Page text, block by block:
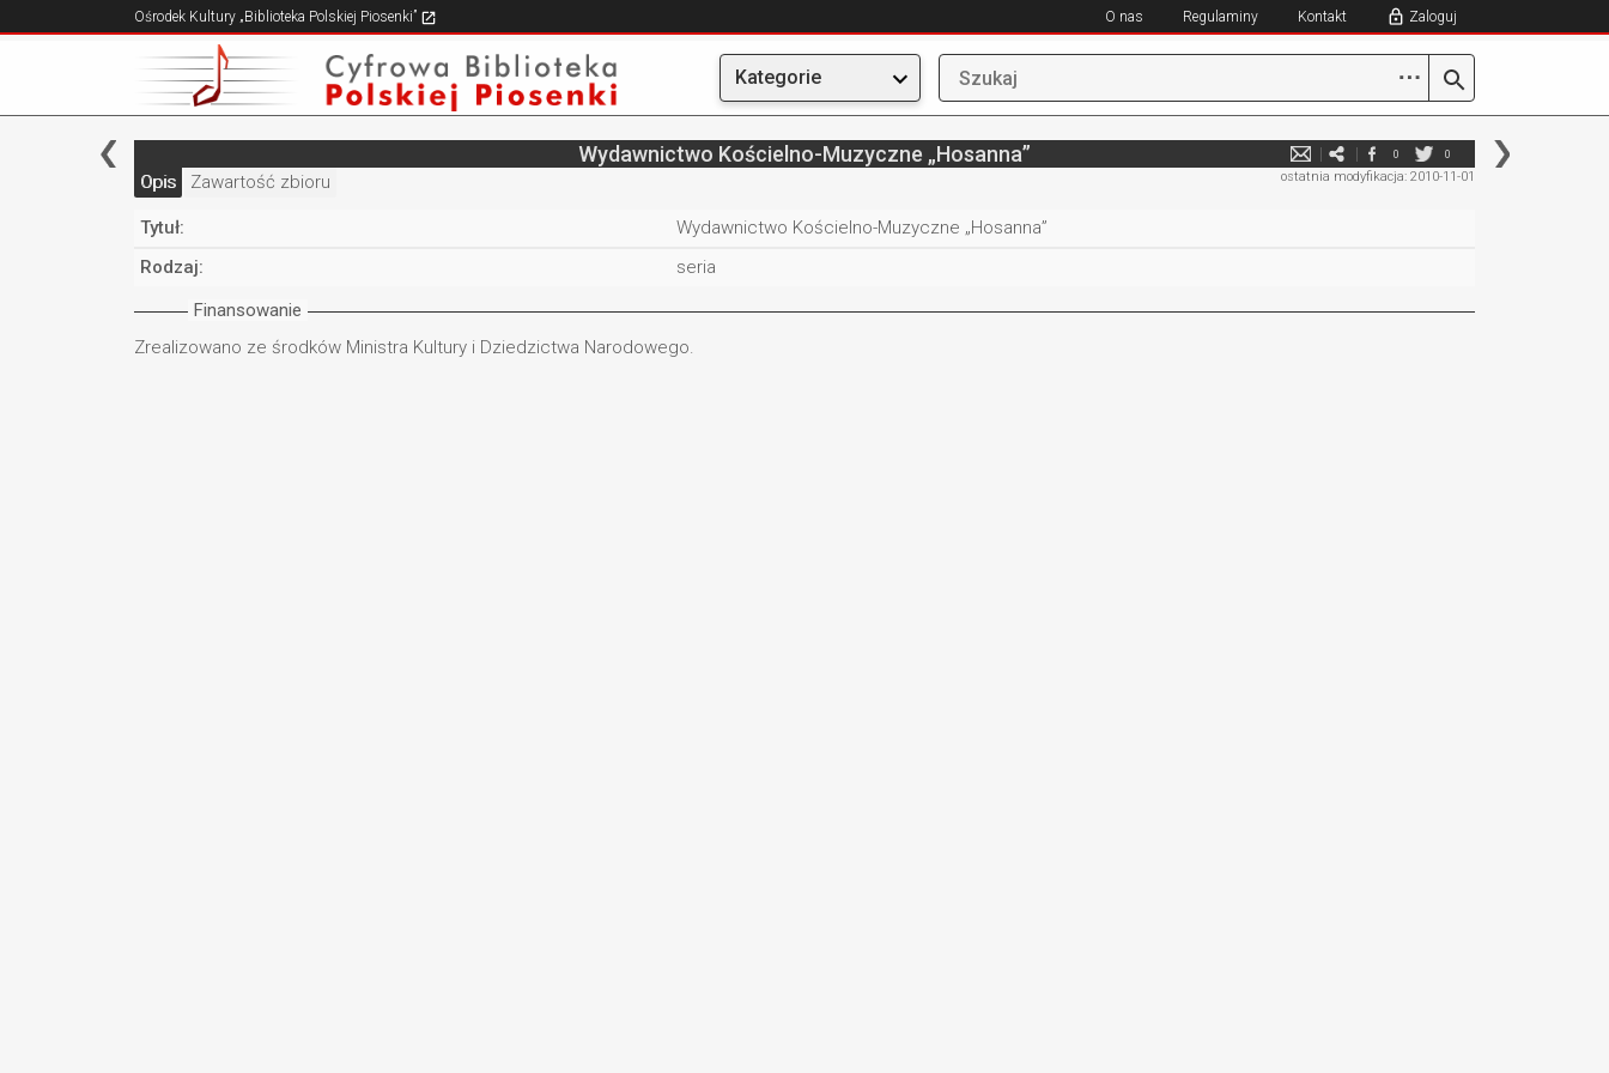
Ośrodek Kultury „Biblioteka Polskiej Piosenki” O nas Regulaminy Kontakt Zaloguj
Kategorie ⋯
Wydawnictwo Kościelno-Muzyczne „Hosanna” 0 0
ostatnia modyfikacja: 2010-11-01
Opis Zawartość zbioru
Tytuł:
Wydawnictwo Kościelno-Muzyczne „Hosanna”
Rodzaj:
seria
Finansowanie
Zrealizowano ze środków Ministra Kultury i Dziedzictwa Narodowego.